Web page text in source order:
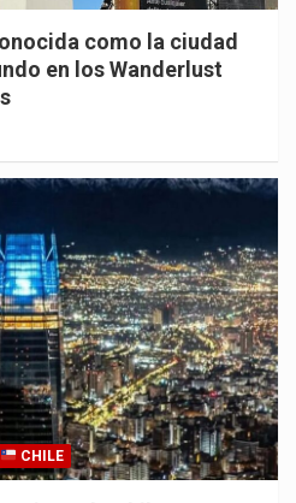
como la ciudad
en los Wanderlust
CHILE